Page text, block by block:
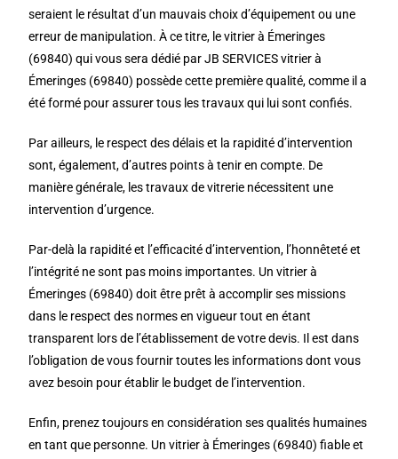
seraient le résultat d’un mauvais choix d’équipement ou une
erreur de manipulation. À ce titre, le vitrier à Émeringes
(69840) qui vous sera dédié par JB SERVICES vitrier à
Émeringes (69840) possède cette première qualité, comme il a
été formé pour assurer tous les travaux qui lui sont confiés.
Par ailleurs, le respect des délais et la rapidité d’intervention
sont, également, d’autres points à tenir en compte. De
manière générale, les travaux de vitrerie nécessitent une
intervention d’urgence.
Par-delà la rapidité et l’efficacité d’intervention, l’honnêteté et
l’intégrité ne sont pas moins importantes. Un vitrier à
Émeringes (69840) doit être prêt à accomplir ses missions
dans le respect des normes en vigueur tout en étant
transparent lors de l’établissement de votre devis. Il est dans
l’obligation de vous fournir toutes les informations dont vous
avez besoin pour établir le budget de l’intervention.
Enfin, prenez toujours en considération ses qualités humaines
en tant que personne. Un vitrier à Émeringes (69840) fiable et